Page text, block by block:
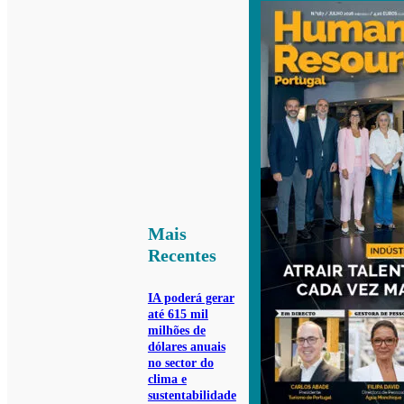
Mais
Recentes
IA poderá gerar
até 615 mil
milhões de
dólares anuais
no sector do
clima e
sustentabilidade